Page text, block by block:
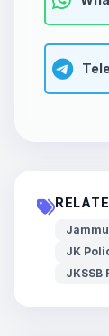
JK
JKSSB